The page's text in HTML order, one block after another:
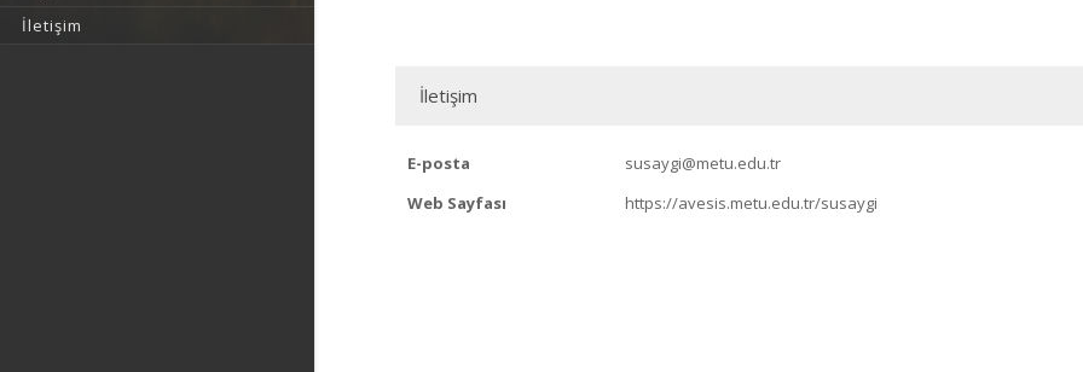
İletişim
İletişim
E-posta
susaygi@metu.edu.tr
Web Sayfası
https://avesis.metu.edu.tr/susaygi